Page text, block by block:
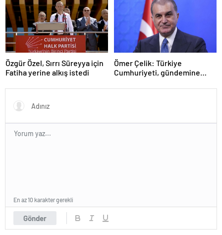
Özgür Özel, Sırrı Süreyya için
Fatiha yerine alkış istedi
Ömer Çelik: Türkiye
Cumhuriyeti, gündemine
Gönder
En az 10 karakter gerekli